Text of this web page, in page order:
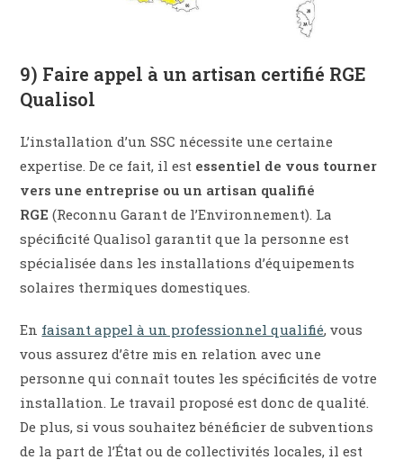
9) Faire appel à un artisan certifié RGE
Qualisol
L’installation d’un SSC nécessite une certaine
expertise. De ce fait, il est essentiel de vous tourner
vers une entreprise ou un artisan qualifié
RGE(Reconnu Garant de l’Environnement). La
spécificité Qualisol garantit que la personne est
spécialisée dans les installations d’équipements
solaires thermiques domestiques.
En faisant appel à un professionnel qualifié, vous
vous assurez d’être mis en relation avec une
personne qui connaît toutes les spécificités de votre
installation. Le travail proposé est donc de qualité.
De plus, si vous souhaitez bénéficier de subventions
de la part de l’État ou de collectivités locales, il est